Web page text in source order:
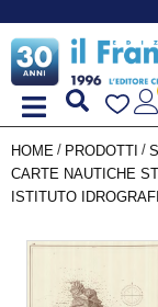
HOME / PRODOTTI /
CARTE NAUTICHE
ISTITUTO